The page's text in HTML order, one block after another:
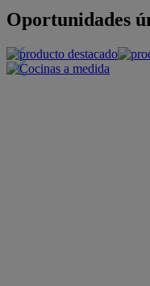
Oportunidades